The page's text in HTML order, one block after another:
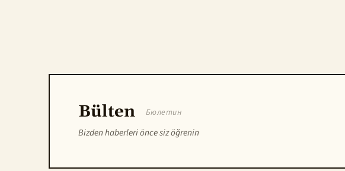
Bülten Бюлетин
Bizden haberleri önce siz öğrenin